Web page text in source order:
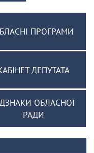
ПРОГРАМИ
ДЕПУТАТА
ОБЛАСНОЇ
РАДИ